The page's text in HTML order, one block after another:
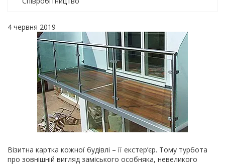
4 червня 2019
Візитна картка кожної будівлі – її екстер’єр. Тому турбота
про зовнішній вигляд заміського особняка, невеликого